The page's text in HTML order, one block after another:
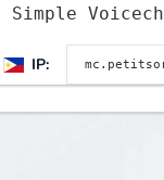
Simple
IP: